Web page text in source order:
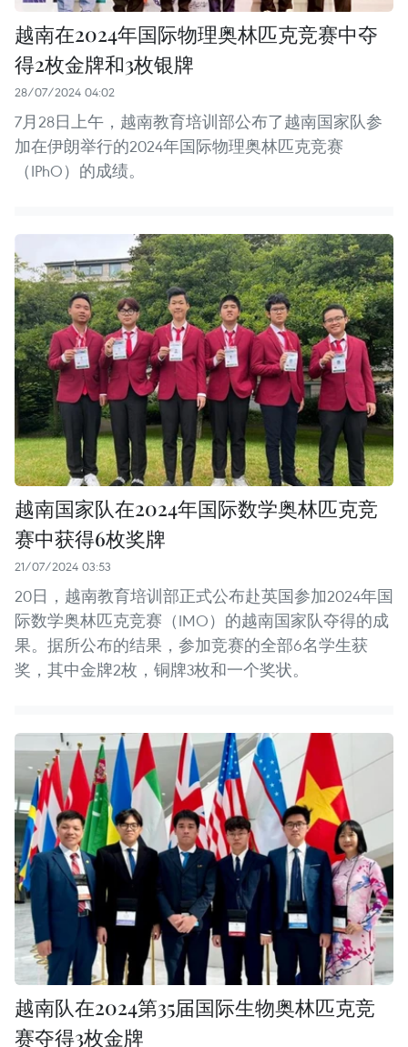
越南在2024年国际物理奥林匹克竞赛中夺
得2枚金牌和3枚银牌
28/07/2024 04:02
7月28日上午，越南教育培训部公布了越南国家队参
加在伊朗举行的2024年国际物理奥林匹克竞赛
（IPhO）的成绩。
越南国家队在2024年国际数学奥林匹克竞
赛中获得6枚奖牌
21/07/2024 03:53
20日，越南教育培训部正式公布赴英国参加2024年国
际数学奥林匹克竞赛（IMO）的越南国家队夺得的成
果。据所公布的结果，参加竞赛的全部6名学生获
奖，其中金牌2枚，铜牌3枚和一个奖状。
越南队在2024第35届国际生物奥林匹克竞
赛夺得3枚金牌